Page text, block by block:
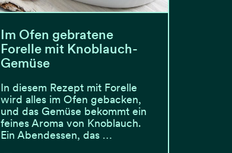
Im Ofen gebratene
Forelle mit Knoblauch-
Gemüse
In diesem Rezept mit Forelle
wird alles im Ofen gebacken,
und das Gemüse bekommt ein
feines Aroma von Knoblauch.
Ein Abendessen, das …